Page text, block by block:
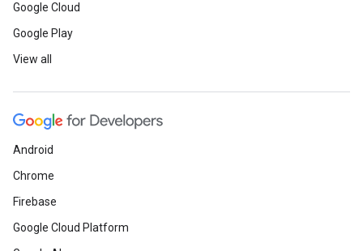
Google Cloud
Google Play
View all
Android
Chrome
Firebase
Google Cloud Platform